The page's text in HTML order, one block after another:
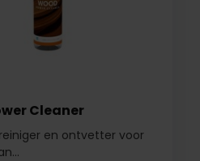
Cleaner
en ontvetter voor